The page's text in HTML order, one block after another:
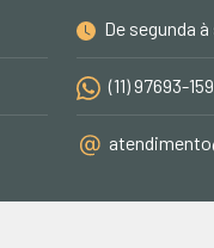
De segunda
(11) 97693-